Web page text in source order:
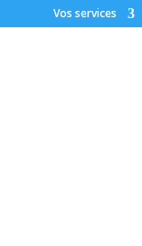
Vos services